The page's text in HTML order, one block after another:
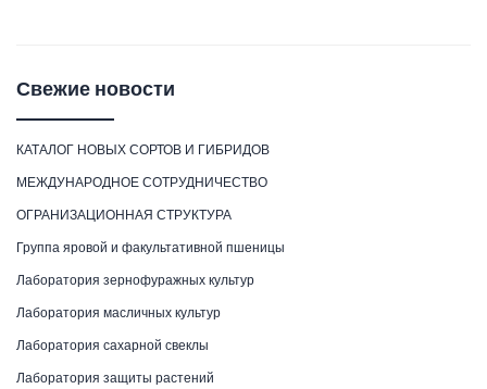
Свежие новости
КАТАЛОГ НОВЫХ СОРТОВ И ГИБРИДОВ
МЕЖДУНАРОДНОЕ СОТРУДНИЧЕСТВО
ОГРАНИЗАЦИОННАЯ СТРУКТУРА
Группа яровой и факультативной пшеницы
Лаборатория зернофуражных культур
Лаборатория масличных культур
Лаборатория сахарной свеклы
Лаборатория защиты растений